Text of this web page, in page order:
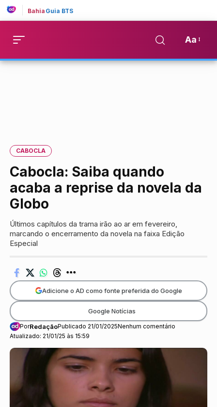
Bahia Guia BTS
Aa
CABOCLA
Cabocla: Saiba quando
acaba a reprise da novela da
Globo
Últimos capítulos da trama irão ao ar em fevereiro,
marcando o encerramento da novela na faixa Edição
Especial
Atualizado: 21/01/25 às 15:59
PorRedaçãoPublicado 21/01/2025Nenhum comentário
Adicione o AD como fonte preferida do Google
Google Notícias